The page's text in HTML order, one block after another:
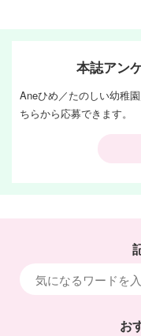
本誌アン
Aneひめ／たのしい幼稚
ちらから応募できます。
お